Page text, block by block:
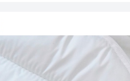
丘應樺10日率團訪吉隆坡